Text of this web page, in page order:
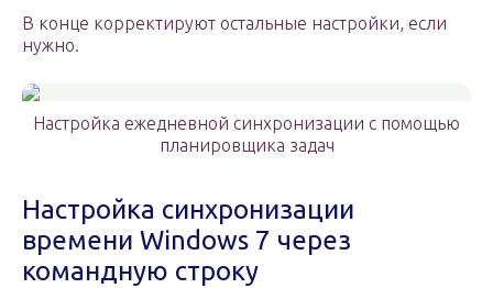
В конце корректируют остальные настройки, если
нужно.
Настройка ежедневной синхронизации с помощью
планировщика задач
Настройка синхронизации
времени Windows 7 через
командную строку